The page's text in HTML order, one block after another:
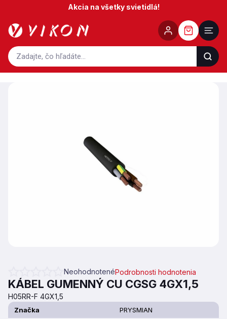
obsah
Akcia na všetky svietidlá!
Priemerné hodnotenie produktu je 0,0 z 5 hviezdičiek.
NeohodnotenéPodrobnosti hodnotenia
KÁBEL GUMENNÝ CU CGSG 4GX1,5
H05RR-F 4GX1,5
Značka
PRYSMIAN